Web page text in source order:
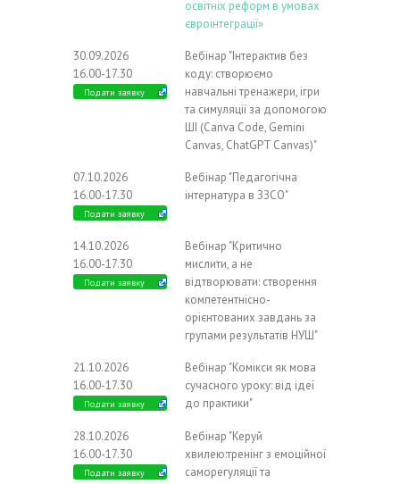
освітніх реформ в умовах
євроінтеграції»
30.09.2026
16.00-17.30
Подати заявку
Вебінар "Інтерактив без
коду: створюємо
навчальні тренажери, ігри
та симуляції за допомогою
ШІ (Canva Code, Gemini
Canvas, ChatGPT Canvas)"
07.10.2026
16.00-17.30
Подати заявку
Вебінар "Педагогічна
інтернатура в ЗЗСО"
14.10.2026
16.00-17.30
Подати заявку
Вебінар "Критично
мислити, а не
відтворювати: створення
компетентнісно-
орієнтованих завдань за
групами результатів НУШ"
21.10.2026
16.00-17.30
Подати заявку
Вебінар "Комікси як мова
сучасного уроку: від ідеї
до практики"
28.10.2026
16.00-17.30
Подати заявку
Вебінар "Керуй
хвилею:тренінг з емоційної
саморегуляції та